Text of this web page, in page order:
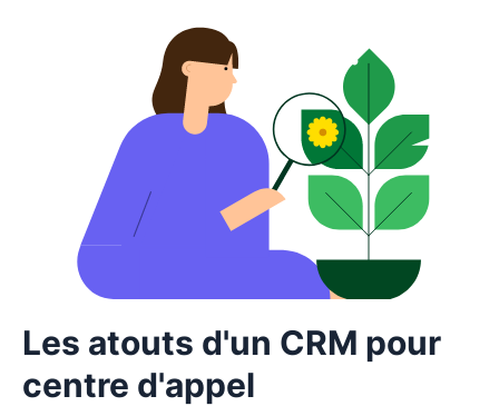
Les atouts d'un CRM pour
centre d'appel